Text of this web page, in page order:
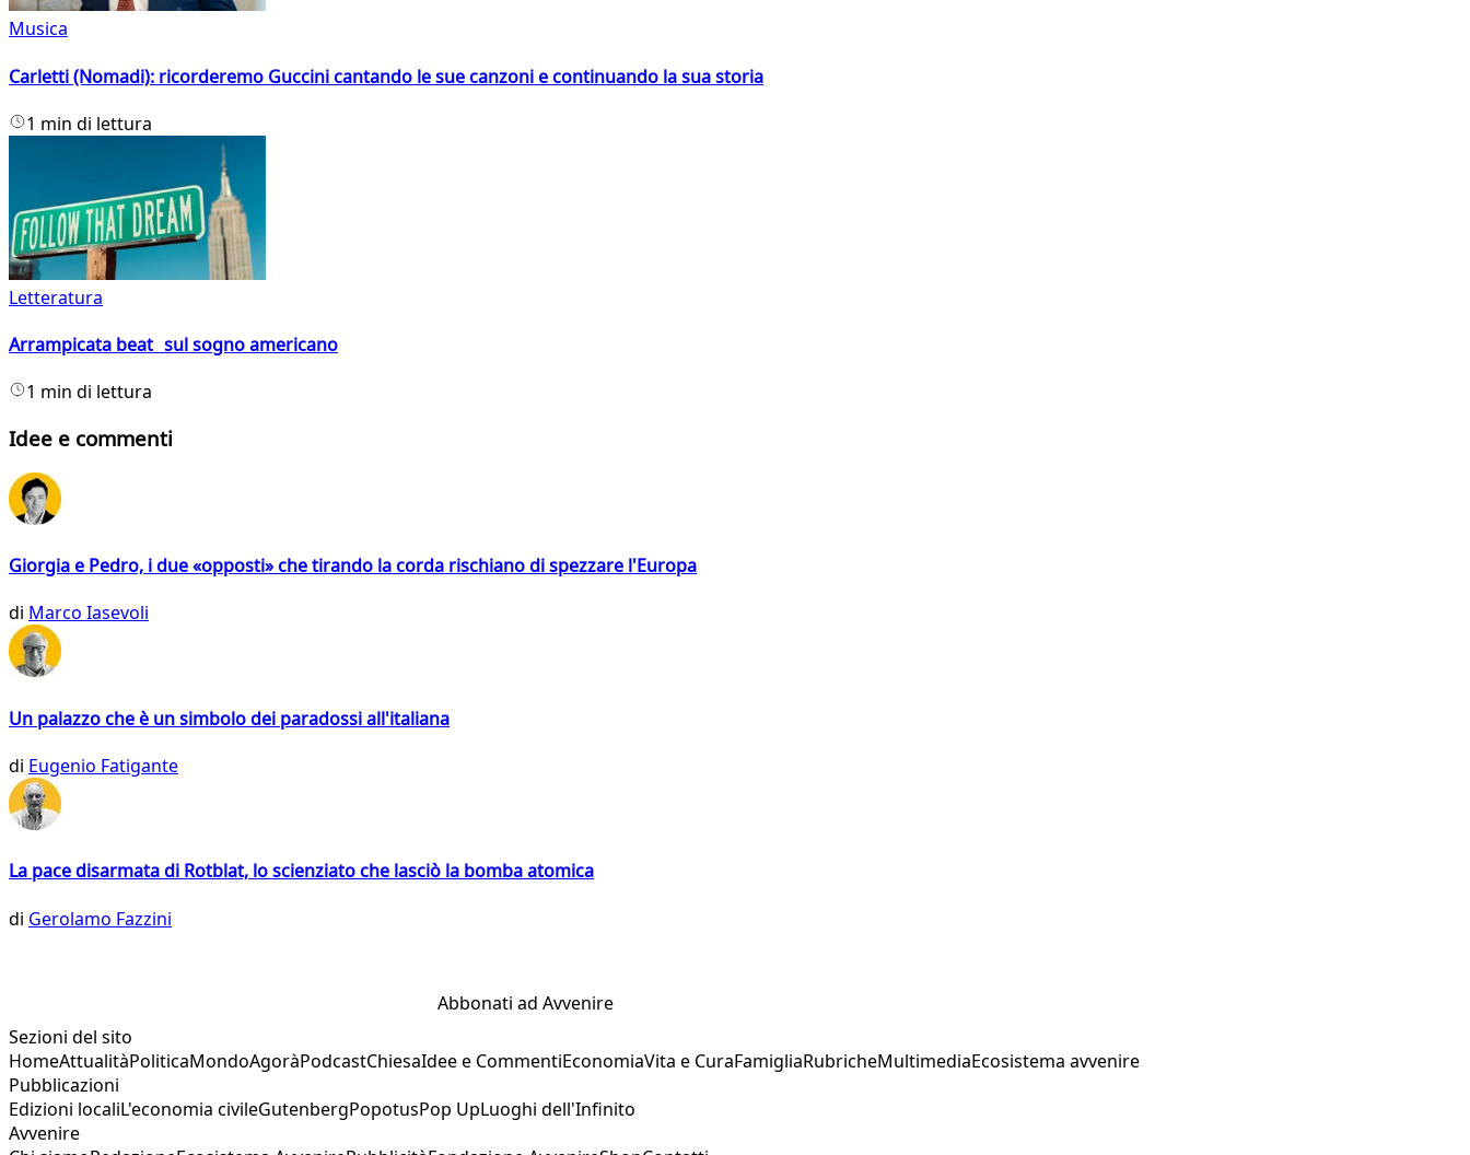
Musica
Carletti (Nomadi): ricorderemo Guccini cantando le sue canzoni e continuando la sua storia
1 min di lettura
Letteratura
Arrampicata beat sul sogno americano
1 min di lettura
Idee e commenti
Giorgia e Pedro, i due «opposti» che tirando la corda rischiano di spezzare l'Europa
di Marco Iasevoli
Un palazzo che è un simbolo dei paradossi all'italiana
di Eugenio Fatigante
La pace disarmata di Rotblat, lo scienziato che lasciò la bomba atomica
di Gerolamo Fazzini
Abbonati ad Avvenire
Sezioni del sito
HomeAttualitàPoliticaMondoAgoràPodcastChiesaIdee e CommentiEconomiaVita e CuraFamigliaRubricheMultimediaEcosistema avvenire
Pubblicazioni
Edizioni localiL'economia civileGutenbergPopotusPop UpLuoghi dell'Infinito
Avvenire